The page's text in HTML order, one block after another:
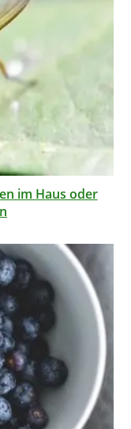
im Haus oder